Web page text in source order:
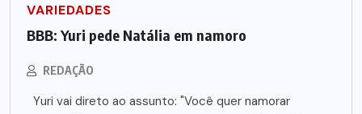
VARIEDADES
BBB: Yuri pede Natália em namoro
REDAÇÃO
Yuri vai direto ao assunto: "Você quer namorar